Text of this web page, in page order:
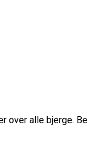
alle bjerge.